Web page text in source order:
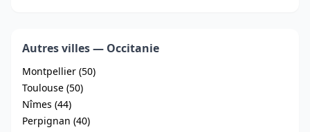
Autres villes — Occitanie
Montpellier (50)
Toulouse (50)
Nîmes (44)
Perpignan (40)